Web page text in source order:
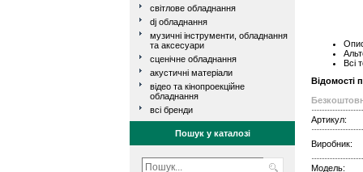
світлове обладнання
dj обладнання
музичні інструменти, обладнання
та аксесуари
сценічне обладнання
акустичні матеріали
відео та кінопроекційне
обладнання
всі бренди
Пошук у каталозі
Всі
Відомості
Артикул:
Виробник:
Модель: